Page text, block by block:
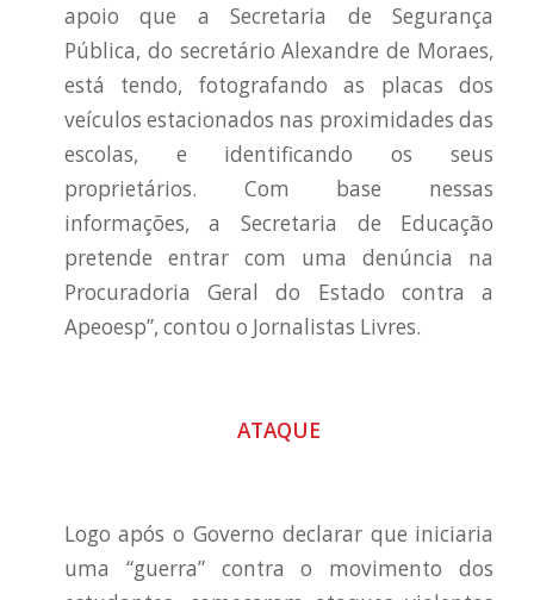
apoio que a Secretaria de Segurança
Pública, do secretário Alexandre de Moraes,
está tendo, fotografando as placas dos
veículos estacionados nas proximidades das
escolas, e identificando os seus
proprietários. Com base nessas
informações, a Secretaria de Educação
pretende entrar com uma denúncia na
Procuradoria Geral do Estado contra a
Apeoesp”, contou o Jornalistas Livres.
ATAQUE
Logo após o Governo declarar que iniciaria
uma “guerra” contra o movimento dos